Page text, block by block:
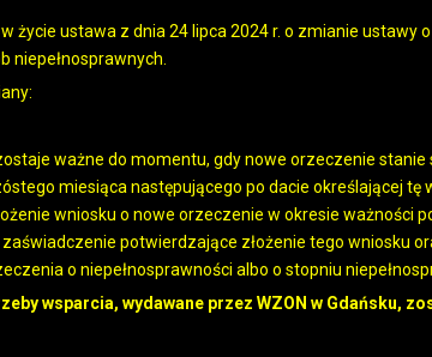
życie ustawa z dnia 24 lipca 2024 r. o zmianie ustawy
niepełnosprawnych.
ważne do momentu, gdy nowe orzeczenie stanie
miesiąca następującego po dacie określającej tę
wniosku o nowe orzeczenie w okresie ważności
potwierdzające złożenie tego wniosku
o niepełnosprawności albo o stopniu
wsparcia, wydawane przez WZON w Gdańsku,